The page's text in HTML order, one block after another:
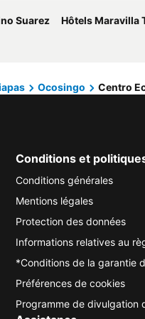
Suarez Hôtels Maravilla
Ocosingo Centro
Conditions et
Conditions générales
Mentions légales
Protection des données
Informations relatives au
*Conditions de la garantie
Préférences de cookies
Programme de divulgation